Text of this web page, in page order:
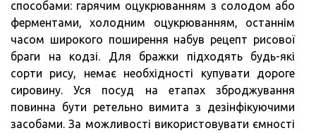
способами: гарячим оцукрюванням з солодом або
ферментами, холодним оцукрюванням, останнім
часом широкого поширення набув рецепт рисової
браги на кодзі. Для бражки підходять будь-які
сорти рису, немає необхідності купувати дороге
сировину. Уся посуд на етапах зброджування
повинна бути ретельно вимита з дезінфікуючими
засобами. За можливості використовувати ємності